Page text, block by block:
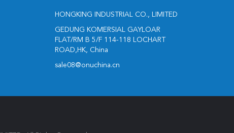
HONGKING INDUSTRIAL CO., LIMITED
GEDUNG KOMERSIAL GAYLOAR
FLAT/RM B 5/F 114-118 LOCHART
ROAD,HK, China
sale08@onuchina.cn